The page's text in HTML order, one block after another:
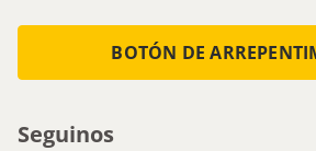
BOTÓN DE
Seguinos